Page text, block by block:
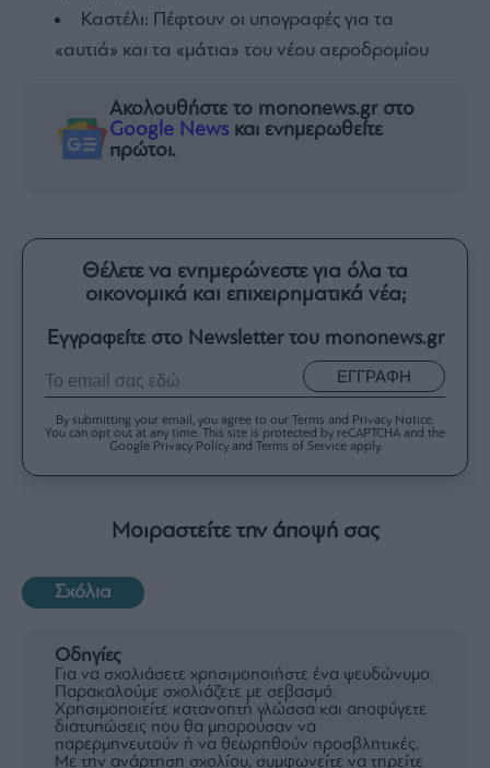
Καστέλι: Πέφτουν οι υπογραφές για τα
«αυτιά» και τα «μάτια» του νέου αεροδρομίου
Ακολουθήστε το mononews.gr στο
Google News και ενημερωθείτε
πρώτοι.
Θέλετε να ενημερώνεστε για όλα τα
οικονομικά και επιχειρηματικά νέα;
Εγγραφείτε στο Newsletter του mononews.gr
ΕΓΓΡΑΦΗ
By submitting your email, you agree to our Terms and Privacy Notice.
You can opt out at any time. This site is protected by reCAPTCHA and the
Google Privacy Policy and Terms of Service apply.
Μοιραστείτε την άποψή σας
Σχόλια
Οδηγίες
Για να σχολιάσετε χρησιμοποιήστε ένα ψευδώνυμο.
Παρακαλούμε σχολιάζετε με σεβασμό.
Χρησιμοποιείτε κατανοητή γλώσσα και αποφύγετε
διατυπώσεις που θα μπορούσαν να
παρερμηνευτούν ή να θεωρηθούν προσβλητικές.
Με την ανάρτηση σχολίου, συμφωνείτε να τηρείτε